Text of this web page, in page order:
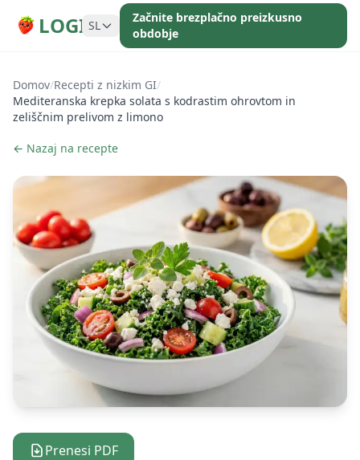
LOGI SL
Začnite brezplačno preizkusno
obdobje
Domov/Recepti z nizkim GI/
Mediteranska krepka solata s kodrastim ohrovtom in
zeliščnim prelivom z limono
← Nazaj na recepte
Prenesi PDF